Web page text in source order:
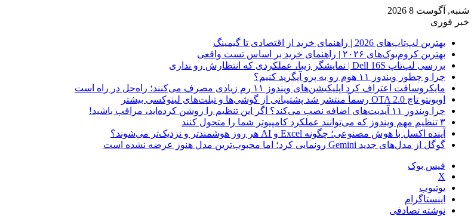
شنبه, آگوست 8 2026
خبر فوری
بهترین لپ‌تاپ‌های 2026 | راهنمای خرید از اقتصادی تا گیمینگ
بهترین کروم‌بوک‌های ۲۰۲۶ | راهنمای خرید بر اساس تست واقعی
بررسی لپ‌تاپ Dell 16S | نمایشگر زیبا، عملکردی که انتظارش رو نداری
چرا و چطور ویندوز ۱۱ هوم رو به پرو آپگرید کنیم؟
مایکروسافت اعتراف کرد اپلیکیشن‌های ویندوز ۱۱ رم زیادی مصرف می‌کنند؛ راه‌حل در راه است
اوبونتو تاچ OTA 2.0 رسماً منتشر شد پشتیبانی از گوشی‌ها و تبلت‌های لینوکسی بیشتر
چرا ویندوز ۱۱ آپدیت‌های اضافه نصب می‌کند؟ اگر این تنظیم را روشن کرده‌اید، مراقب باشید!
۳ تنظیم مهم ویندوز که می‌توانند عملکرد کامپیوتر شما را متحول کنند
آینده اکسل با هوش مصنوعی؛ چگونه Excel و AI هر روز هوشمندتر و نزدیک‌تر می‌شوند؟
گوگل از مدل‌های جدید Gemini رونمایی کرد؛ اما محبوب‌ترین مدل هنوز عرضه نشده است
فیس بوک
X
یوتیوب
اینستاگرام
نوشته تصادفی